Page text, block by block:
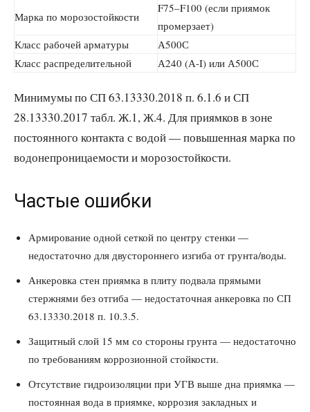
Марка по морозостойкости
F75–F100 (если приямок
промерзает)
Класс рабочей арматуры
А500С
Класс распределительной
А240 (А-I) или А500С
Минимумы по СП 63.13330.2018 п. 6.1.6 и СП
28.13330.2017 табл. Ж.1, Ж.4. Для приямков в зоне
постоянного контакта с водой — повышенная марка по
водонепроницаемости и морозостойкости.
Частые ошибки
Армирование одной сеткой по центру стенки —
недостаточно для двустороннего изгиба от грунта/воды.
Анкеровка стен приямка в плиту подвала прямыми
стержнями без отгиба — недостаточная анкеровка по СП
63.13330.2018 п. 10.3.5.
Защитный слой 15 мм со стороны грунта — недостаточно
по требованиям коррозионной стойкости.
Отсутствие гидроизоляции при УГВ выше дна приямка —
постоянная вода в приямке, коррозия закладных и